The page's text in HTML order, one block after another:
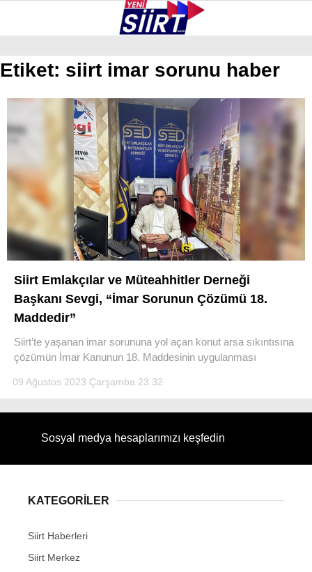
Facebook
GALERİ VİDEO YAZARLAR
KURTALAN
BAYKAN
PERVARI
ŞIRVAN
GÜNDEM
Etiket: siirt imar sorunu haber
Siirt Emlakçılar ve Müteahhitler Derneği
Başkanı Sevgi, “İmar Sorunun Çözümü 18.
Maddedir”
Siirt’te yaşanan imar sorununa yol açan konut arsa sıkıntısına
çözümün İmar Kanunun 18. Maddesinin uygulanması
09 Ağustos 2023 Çarşamba 23:32
Sosyal medya hesaplarımızı keşfedin
KATEGORİLER
Siirt Haberleri
Siirt Merkez